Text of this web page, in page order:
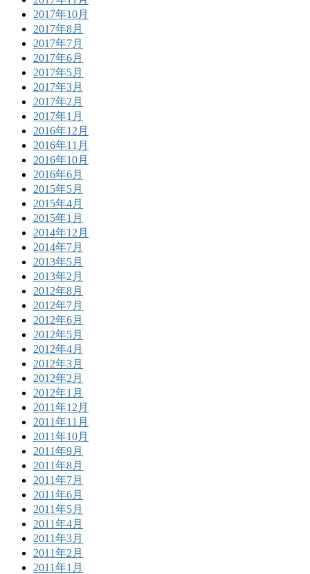
2017年10月
2017年8月
2017年7月
2017年6月
2017年5月
2017年3月
2017年2月
2017年1月
2016年12月
2016年11月
2016年10月
2016年6月
2015年5月
2015年4月
2015年1月
2014年12月
2014年7月
2013年5月
2013年2月
2012年8月
2012年7月
2012年6月
2012年5月
2012年4月
2012年3月
2012年2月
2012年1月
2011年12月
2011年11月
2011年10月
2011年9月
2011年8月
2011年7月
2011年6月
2011年5月
2011年4月
2011年3月
2011年2月
2011年1月